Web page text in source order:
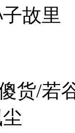
故里
货/若